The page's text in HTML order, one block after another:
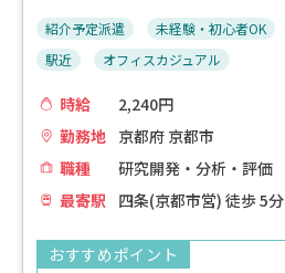
紹介予定派遣 未経験・初心者OK
駅近
オフィスカジュアル
時給
2,240円
勤務地
京都府 京都市
職種
研究開発・分析・評価
最寄駅
四条(京都市営) 徒歩 5
おすすめポイント